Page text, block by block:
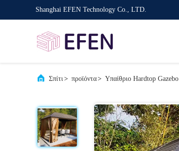
Shanghai EFEN Technology Co., LTD.
Σπίτι> προϊόντα> Υπαίθριο Hardtop Gazebo